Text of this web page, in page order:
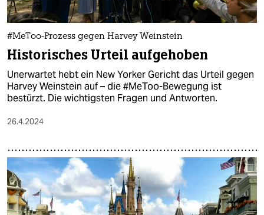
#MeToo-Prozess gegen Harvey Weinstein
Historisches Urteil aufgehoben
Unerwartet hebt ein New Yorker Gericht das Urteil gegen
Harvey Weinstein auf – die #MeToo-Bewegung ist
bestürzt. Die wichtigsten Fragen und Antworten.
26.4.2024